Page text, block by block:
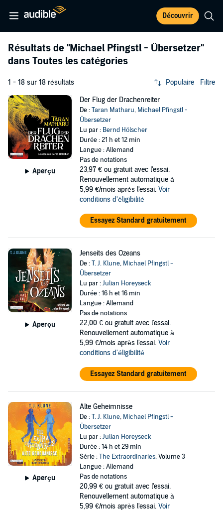
Découvrir
Résultats de "Michael Pfingstl - Übersetzer"
dans Toutes les catégories
1 - 18 sur 18 résultats Populaire Filtre
Aperçu
Der Flug der Drachenreiter
De :Taran Matharu, Michael Pfingstl -
Übersetzer
Lu par : Bernd Hölscher
Durée : 21 h et 12 min
Langue : Allemand
Pas de notations
23,97 € ou gratuit avec l'essai.
Renouvellement automatique à
5,99 €/mois après l'essai. Voir
conditions d'éligibilité
Essayez Standard gratuitement
Aperçu
Jenseits des Ozeans
De :T. J. Klune, Michael Pfingstl -
Übersetzer
Lu par :Julian Horeyseck
Durée : 16 h et 16 min
Langue : Allemand
Pas de notations
22,00 € ou gratuit avec l'essai.
Renouvellement automatique à
5,99 €/mois après l'essai. Voir
conditions d'éligibilité
Essayez Standard gratuitement
Aperçu
Alte Geheimnisse
De :T. J. Klune, Michael Pfingstl -
Übersetzer
Lu par :Julian Horeyseck
Durée : 14 h et 29 min
Série :The Extraordinaries, Volume 3
Langue : Allemand
Pas de notations
20,99 € ou gratuit avec l'essai.
Renouvellement automatique à
5,99 €/mois après l'essai. Voir